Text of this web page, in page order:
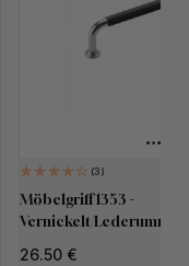
3
Möbelgriff 1353 -
Vernickelt/
26.50